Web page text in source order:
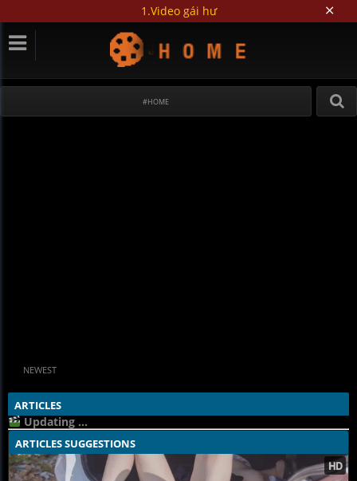
#HOME
NEWEST
ARTICLES
Updating ...
ARTICLES SUGGESTIONS
1.Video gái hư